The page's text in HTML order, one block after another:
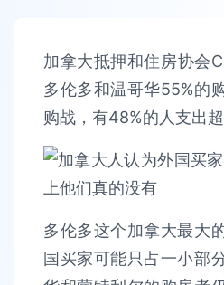
加拿大抵押和住房协会
多伦多和温哥华55%的
购战，有48%的人支出超
多伦多这个加拿大最大
国买家可能只占一小部